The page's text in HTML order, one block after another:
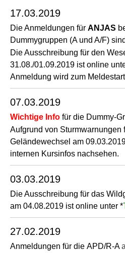
17.03.2019
Die Anmeldungen für ANJAS
Dummygruppen (A und A/F)
Die Ausschreibung für den
31.08./01.09.2019 ist online
Anmeldung wird zum
07.03.2019
Wichtige Info für die Dummy-
Aufgrund von Sturmwarnungen
Geländewechsel am
internen Kursinfos nachsehen.
03.03.2019
Die Ausschreibung für das
am 04.08.2019 ist online unter *
27.02.2019
Anmeldungen für die APD/R-A